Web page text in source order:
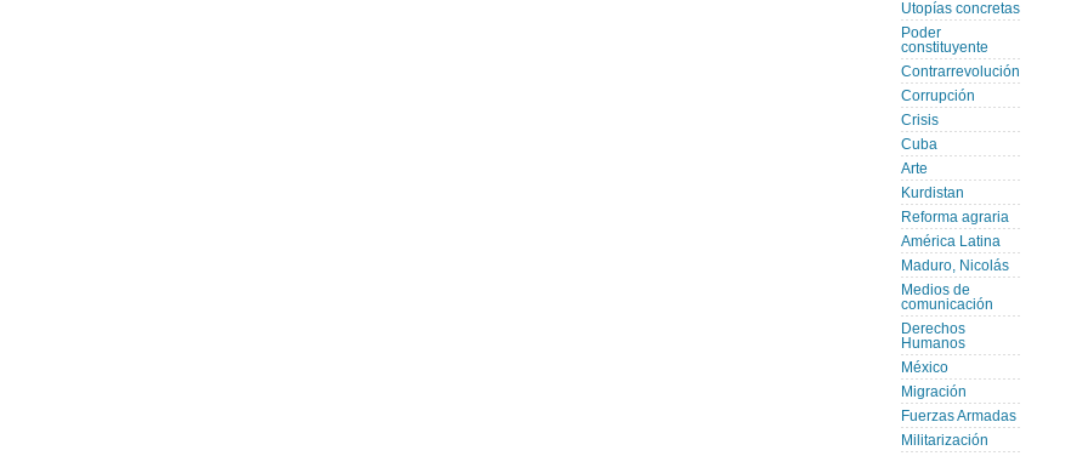
Utopías concretas
Poder
constituyente
Contrarrevolución
Corrupción
Crisis
Cuba
Arte
Kurdistan
Reforma agraria
América Latina
Maduro, Nicolás
Medios de
comunicación
Derechos
Humanos
México
Migración
Fuerzas Armadas
Militarización